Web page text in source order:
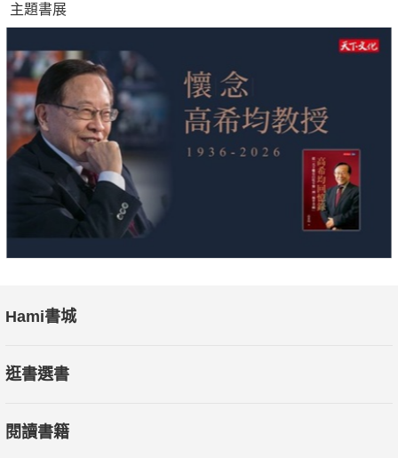
時，我們會留下什麼樣貌的台灣？因此，邀請大家一起來集思廣
個世代的責任，需要我們以凡事皆可為的態度，擺脫過去、大膽
想像未來，從失望和危機中尋獲希望和契機。
透過這本書中，您可以：
• 了解全球鉅變帶來的趨勢與風險，而企業又如何透過採行
循環經濟強化韌性
• 閱讀到以系統性方式彙整的台灣循環經濟案例及經驗
• 一同從農業、營建、紡織三大產業，探討台灣轉型循環經
濟的關鍵策略
台灣全面啟動循環經濟的契機
余俊彥，中鼎集團總裁
主題書展
Hami書城
逛書選書
閱讀書籍